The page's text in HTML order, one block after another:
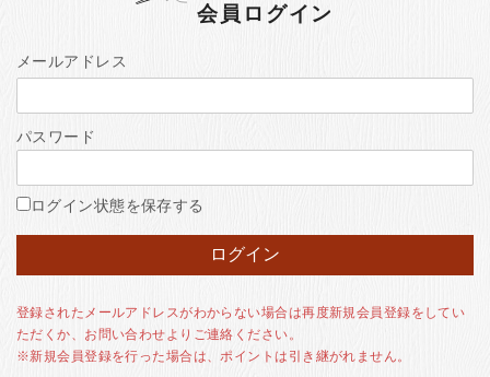
（贈答用・自宅用）
銀座夏野・箸長
ご利用ガイド
お客様の声
お知らせ
会員ログイン
メールアドレス
パスワード
ログイン状態を保存する
登録されたメールアドレスがわからない場合は再度新規会員登録をしてい
ただくか、お問い合わせよりご連絡ください。
※新規会員登録を行った場合は、ポイントは引き継がれません。